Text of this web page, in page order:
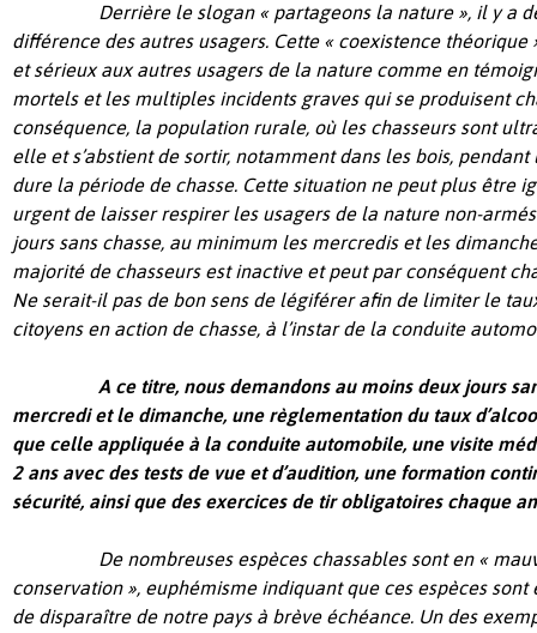
Derrière le slogan « partageons la nature », il y a
différence des autres usagers. Cette « coexistence
et sérieux aux autres usagers de la nature comme en
mortels et les multiples incidents graves qui se produisent
conséquence, la population rurale, où les chasseurs sont
elle et s’abstient de sortir, notamment dans les bois,
dure la période de chasse. Cette situation ne peut plus être
urgent de laisser respirer les usagers de la nature non-
jours sans chasse, au minimum les mercredis et les
majorité de chasseurs est inactive et peut par conséquent
Ne serait-il pas de bon sens de légiférer afin de limiter le
citoyens en action de chasse, à l’instar de la conduite
A ce titre, nous demandons au moins deux jours
mercredi et le dimanche, une règlementation du taux
que celle appliquée à la conduite automobile, une visite
2 ans avec des tests de vue et d’audition, une formation
sécurité, ainsi que des exercices de tir obligatoires chaque
De nombreuses espèces chassables sont en «
conservation », euphémisme indiquant que ces espèces
de disparaître de notre pays à brève échéance. Un des